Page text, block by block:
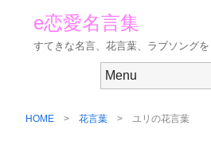
e恋愛名言集
すてきな名言、花言葉、ラブソングを
HOME > 花言葉 > ユリの花言葉